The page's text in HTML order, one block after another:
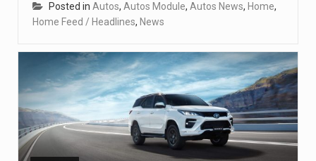
Posted in Autos, Autos Module, Autos News, Home,
Home Feed / Headlines, News